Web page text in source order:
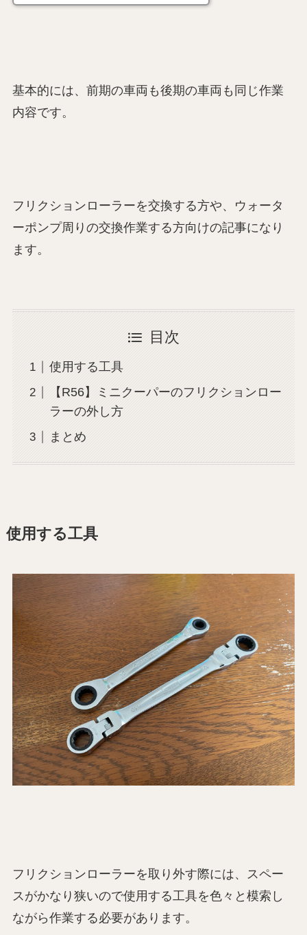
基本的には、前期の車両も後期の車両も同じ作業
内容です。
フリクションローラーを交換する方や、ウォータ
ーポンプ周りの交換作業する方向けの記事になり
ます。
目次
使用する工具
【R56】ミニクーパーのフリクションロー
ラーの外し方
まとめ
使用する工具
フリクションローラーを取り外す際には、スペー
スがかなり狭いので使用する工具を色々と模索し
ながら作業する必要があります。